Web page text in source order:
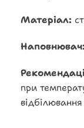
Матеріал:
при
відбілювання